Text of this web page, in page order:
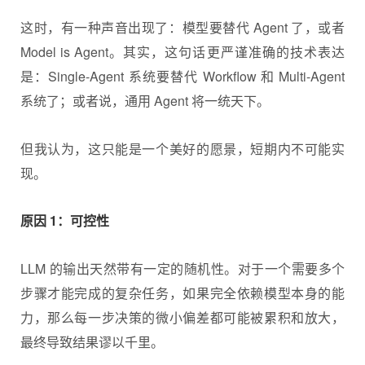
这时，有一种声音出现了：模型要替代 Agent 了，或者
Model is Agent。其实，这句话更严谨准确的技术表达
是：Single-Agent 系统要替代 Workflow 和 Multi-Agent
系统了；或者说，通用 Agent 将一统天下。
但我认为，这只能是一个美好的愿景，短期内不可能实
现。
原因 1：可控性
LLM 的输出天然带有一定的随机性。对于一个需要多个
步骤才能完成的复杂任务，如果完全依赖模型本身的能
力，那么每一步决策的微小偏差都可能被累积和放大，
最终导致结果谬以千里。